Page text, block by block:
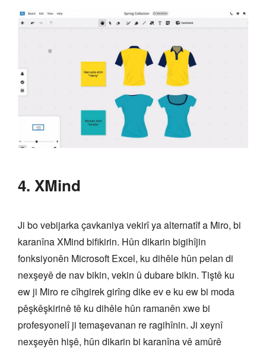
4. XMind
Ji bo vebijarka çavkaniya vekirî ya alternatîf a Miro, bi
karanîna XMind bifikirin. Hûn dikarin bigihîjin
fonksiyonên Microsoft Excel, ku dihêle hûn pelan di
nexşeyê de nav bikin, vekin û dubare bikin. Tiştê ku
ew ji Miro re cîhgirek girîng dike ev e ku ew bi moda
pêşkêşkirinê tê ku dihêle hûn ramanên xwe bi
profesyonelî ji temaşevanan re ragihînin. Ji xeynî
nexşeyên hişê, hûn dikarin bi karanîna vê amûrê